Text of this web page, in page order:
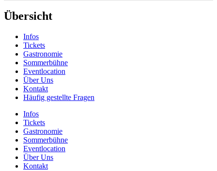
Übersicht
Infos
Tickets
Gastronomie
Sommerbühne
Eventlocation
Über Uns
Kontakt
Häufig gestellte Fragen
Infos
Tickets
Gastronomie
Sommerbühne
Eventlocation
Über Uns
Kontakt